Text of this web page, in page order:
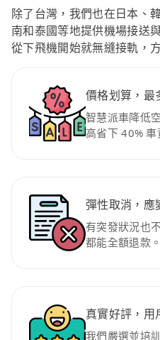
除了台灣，我們也在日本、
南和泰國等地提供機場接送
從下飛機開始就無縫接軌，
價格划算，最
智慧派車降低
高省下 40% 車
彈性取消，應
有突發狀況也
都能全額退款。
真實好評，用
我們嚴選並培